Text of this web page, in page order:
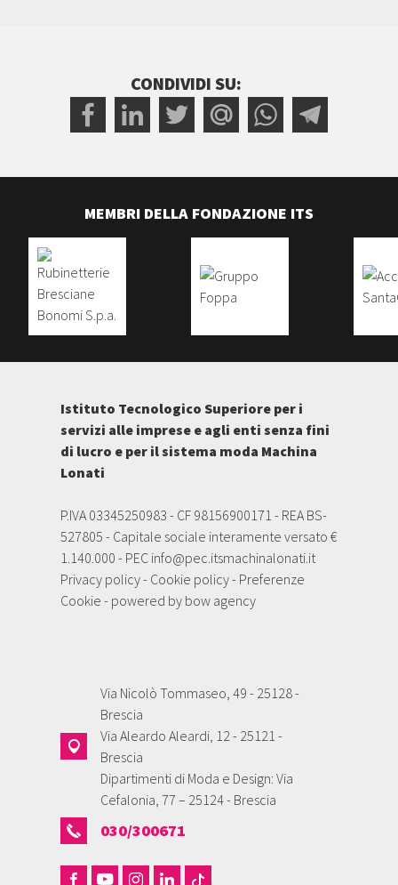
CONDIVIDI SU:
MEMBRI DELLA FONDAZIONE ITS
Istituto Tecnologico Superiore per i
servizi alle imprese e agli enti senza fini
di lucro e per il sistema moda Machina
Lonati
P.IVA 03345250983 - CF 98156900171 - REA BS-
527805 - Capitale sociale interamente versato €
1.140.000 - PEC info@pec.itsmachinalonati.it
Privacy policy- Cookie policy- Preferenze
Cookie - powered by bow agency
Via Nicolò Tommaseo, 49 - 25128 -
Brescia
Via Aleardo Aleardi, 12 - 25121 -
Brescia
Dipartimenti di Moda e Design: Via
Cefalonia, 77 – 25124 - Brescia
030/300671